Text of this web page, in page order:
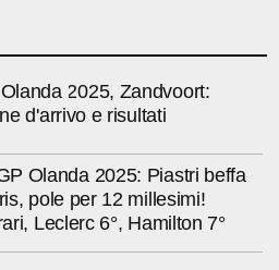
2025, Zandvoort:
d'arrivo e risultati
Olanda 2025: Piastri beffa
pole per 12 millesimi!
Leclerc 6°, Hamilton 7°